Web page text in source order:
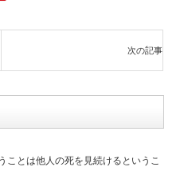
次の記事
ことは他人の死を見続けるというこ